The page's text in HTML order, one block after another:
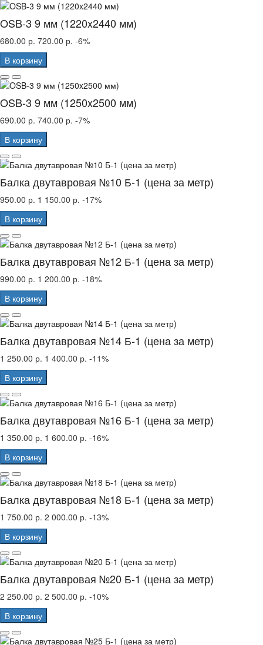
OSB-3 9 мм (1220x2440 мм)
680.00 р. 720.00 р. -6%
В корзину
OSB-3 9 мм (1250x2500 мм)
690.00 р. 740.00 р. -7%
В корзину
Балка двутавровая №10 Б-1 (цена за метр)
950.00 р. 1 150.00 р. -17%
В корзину
Балка двутавровая №12 Б-1 (цена за метр)
990.00 р. 1 200.00 р. -18%
В корзину
Балка двутавровая №14 Б-1 (цена за метр)
1 250.00 р. 1 400.00 р. -11%
В корзину
Балка двутавровая №16 Б-1 (цена за метр)
1 350.00 р. 1 600.00 р. -16%
В корзину
Балка двутавровая №18 Б-1 (цена за метр)
1 750.00 р. 2 000.00 р. -13%
В корзину
Балка двутавровая №20 Б-1 (цена за метр)
2 250.00 р. 2 500.00 р. -10%
В корзину